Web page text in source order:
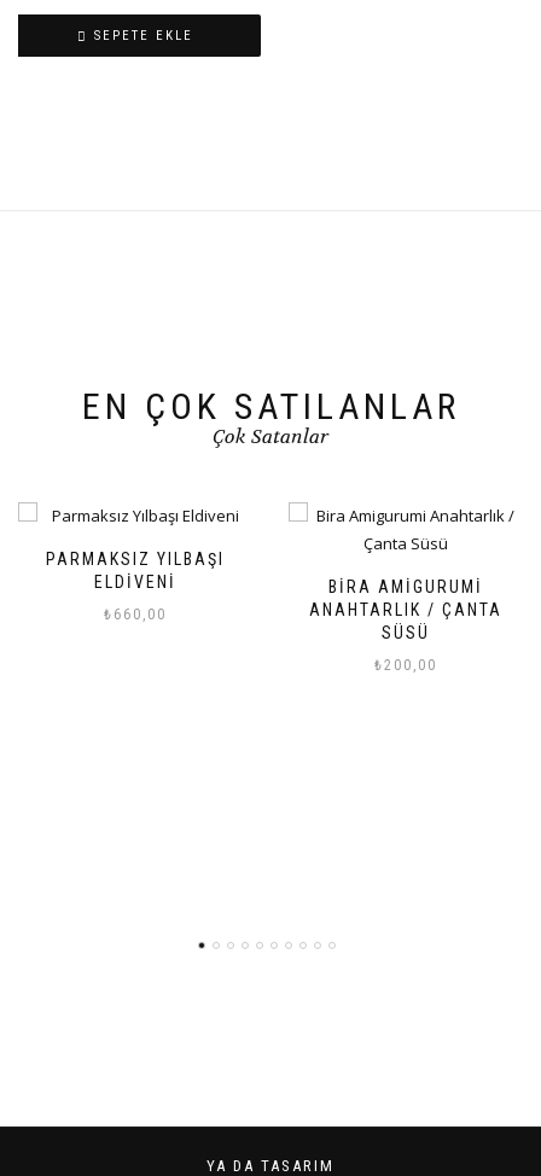
SEPETE EKLE
EN ÇOK SATILANLAR
Çok Satanlar
BIRA AMIGURUMI
ANAHTARLIK / ÇANTA
TOP YILBAŞI SÜSÜ
₺175,00
YA DA TASARIM